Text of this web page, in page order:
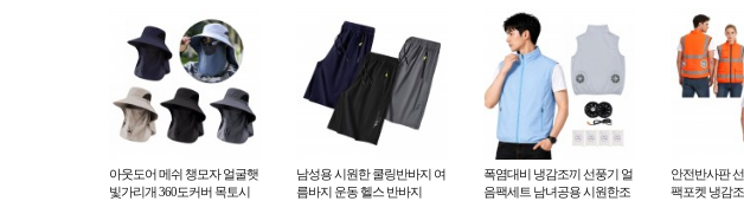
아웃도어 메쉬 챙모자 얼굴햇
빛가리개 360도커버 목토시
남성용 시원한 쿨링반바지 여
름바지 운동 헬스 반바지
폭염대비 냉감조끼 선풍기 얼
음팩세트 남녀공용 시원한조
안전반사판
팩포켓 냉감